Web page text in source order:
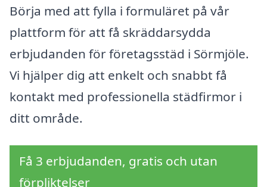
Börja med att fylla i formuläret på vår
plattform för att få skräddarsydda
erbjudanden för företagsstäd i Sörmjöle.
Vi hjälper dig att enkelt och snabbt få
kontakt med professionella städfirmor i
ditt område.
Få 3 erbjudanden, gratis och utan
förpliktelser